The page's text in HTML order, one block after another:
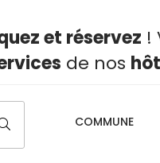
et réservez !
de nos